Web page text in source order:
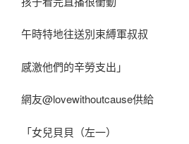
午時特地往送別束縛軍叔叔
感激他們的辛勞支出」
網友@lovewithoutcause供給
「女兒貝貝（左一）